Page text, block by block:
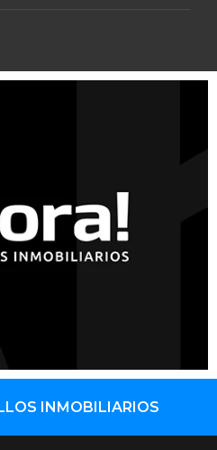
INMOBILIARIOS